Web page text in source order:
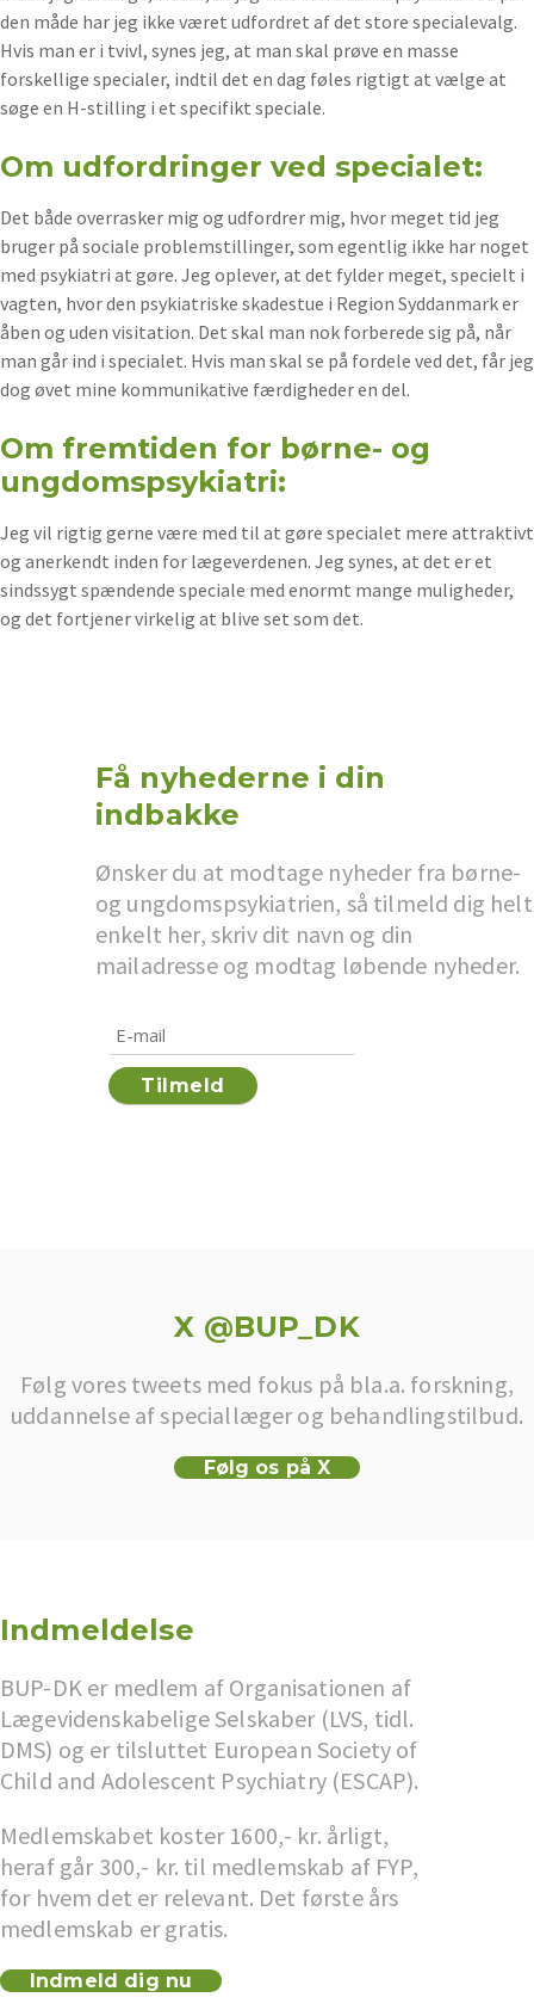
den måde har jeg ikke været udfordret af det store specialevalg.
Hvis man er i tvivl, synes jeg, at man skal prøve en masse
forskellige specialer, indtil det en dag føles rigtigt at vælge at
søge en H-stilling i et specifikt speciale.
Om udfordringer ved specialet:
Det både overrasker mig og udfordrer mig, hvor meget tid jeg
bruger på sociale problemstillinger, som egentlig ikke har noget
med psykiatri at gøre. Jeg oplever, at det fylder meget, specielt i
vagten, hvor den psykiatriske skadestue i Region Syddanmark er
åben og uden visitation. Det skal man nok forberede sig på, når
man går ind i specialet. Hvis man skal se på fordele ved det, får jeg
dog øvet mine kommunikative færdigheder en del.
Om fremtiden for børne- og
ungdomspsykiatri:
Jeg vil rigtig gerne være med til at gøre specialet mere attraktivt
og anerkendt inden for lægeverdenen. Jeg synes, at det er et
sindssygt spændende speciale med enormt mange muligheder,
og det fortjener virkelig at blive set som det.
Få nyhederne i din
indbakke
Ønsker du at modtage nyheder fra børne-
og ungdomspsykiatrien, så tilmeld dig helt
enkelt her, skriv dit navn og din
mailadresse og modtag løbende nyheder.
X @BUP_DK
Følg vores tweets med fokus på bla.a. forskning,
uddannelse af speciallæger og behandlingstilbud.
Følg os på X
Indmeldelse
BUP-DK er medlem af Organisationen af
Lægevidenskabelige Selskaber (LVS, tidl.
DMS) og er tilsluttet European Society of
Child and Adolescent Psychiatry (ESCAP).
Medlemskabet koster 1600,- kr. årligt,
heraf går 300,- kr. til medlemskab af FYP,
for hvem det er relevant. Det første års
medlemskab er gratis.
Indmeld dig nu